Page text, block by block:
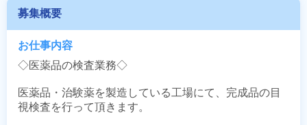
募集概要
お仕事内容
◇医薬品の検査業務◇
医薬品・治験薬を製造している工場にて、完成品の目
視検査を行って頂きます。